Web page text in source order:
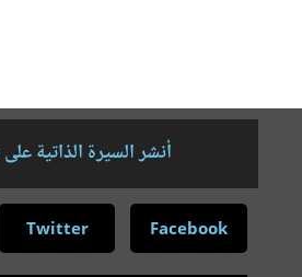
أنشر السيرة الذاتية
Facebook
Twitter